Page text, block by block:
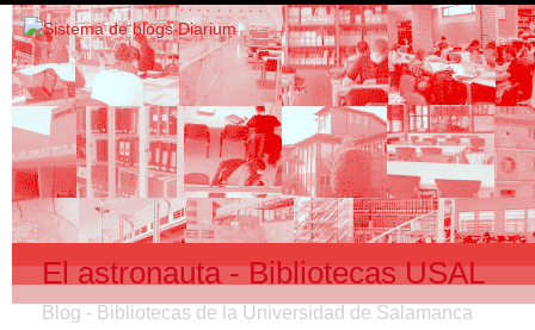
El astronauta - Bibliotecas USAL
Blog - Bibliotecas de la Universidad de Salamanca